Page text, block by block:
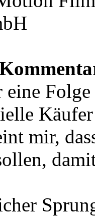
mir,